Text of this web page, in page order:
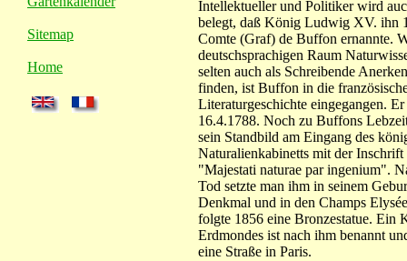
Sitemap
Home
Intellektueller und Politiker wird
belegt, daß König Ludwig XV. ihn
Comte (Graf) de Buffon ernannte.
deutschsprachigen Raum
selten auch als Schreibende
finden, ist Buffon in die
Literaturgeschichte eingegangen. Er
16.4.1788. Noch zu Buffons
sein Standbild am Eingang des
Naturalienkabinetts mit der Inschrift
"Majestati naturae par ingenium".
Tod setzte man ihm in seinem
Denkmal und in den Champs
folgte 1856 eine Bronzestatue. Ein
Erdmondes ist nach ihm benannt
eine Straße in Paris.